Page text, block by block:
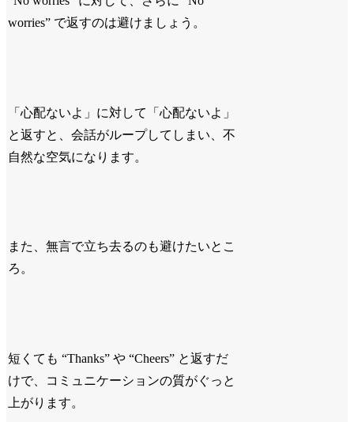
worries” で返すのは避けましょう。
「心配ないよ」に対して「心配ないよ」
と返すと、会話がループしてしまい、不
自然な空気になります。
また、無言で立ち去るのも避けたいとこ
ろ。
短くても “Thanks” や “Cheers” と返すだ
けで、コミュニケーションの質がぐっと
上がります。